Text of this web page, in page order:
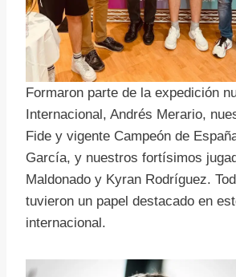
Formaron parte de la expedición
Internacional, Andrés Merario,
Fide y vigente Campeón de
García, y nuestros fortísimos
Maldonado y Kyran Rodríguez.
tuvieron un papel destacado en
internacional.